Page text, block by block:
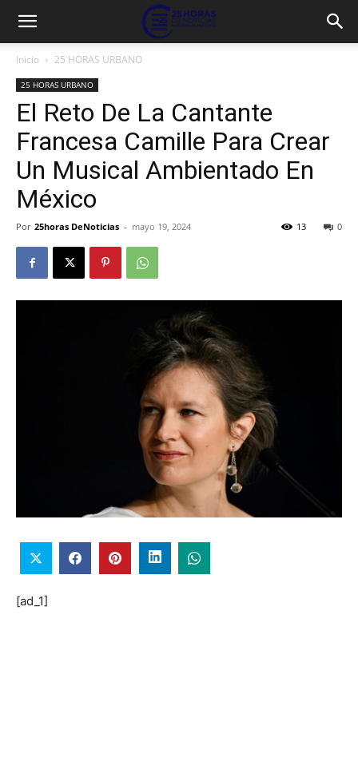
Inicio 25 HORAS URBANO
25 HORAS URBANO
El Reto De La Cantante
Francesa Camille Para Crear
Un Musical Ambientado En
México
Por 25horas DeNoticias - mayo 19, 2024 0
13
[ad_1]